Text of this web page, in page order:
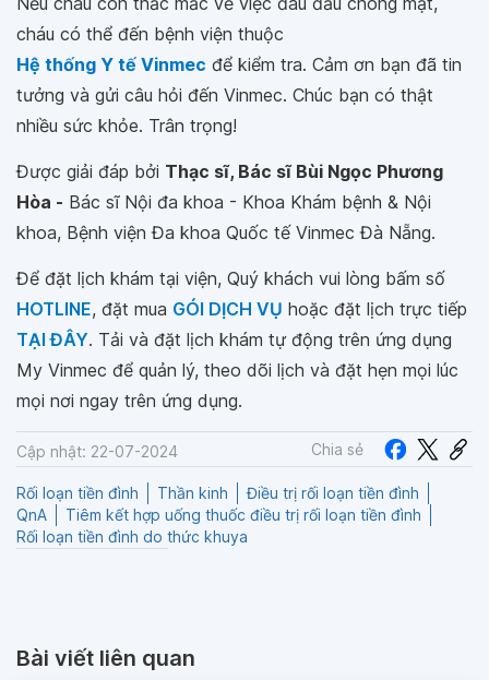
cháu có thể đến bệnh viện thuộc
Hệ thống Y tế Vinmec để kiểm tra. Cảm ơn bạn đã tin
tưởng và gửi câu hỏi đến Vinmec. Chúc bạn có thật
nhiều sức khỏe. Trân trọng!
Được giải đáp bởi Thạc sĩ, Bác sĩ Bùi Ngọc Phương
Hòa - Bác sĩ Nội đa khoa - Khoa Khám bệnh & Nội
khoa, Bệnh viện Đa khoa Quốc tế Vinmec Đà Nẵng.
Để đặt lịch khám tại viện, Quý khách vui lòng bấm số
HOTLINE, đặt mua GÓI DỊCH VỤ hoặc đặt lịch trực tiếp
TẠI ĐÂY. Tải và đặt lịch khám tự động trên ứng dụng
My Vinmec để quản lý, theo dõi lịch và đặt hẹn mọi lúc
mọi nơi ngay trên ứng dụng.
Cập nhật: 22-07-2024 Chia sẻ
Rối loạn tiền đình Thần kinh
Điều trị rối loạn tiền đình
QnA
Tiêm kết hợp uống thuốc điều trị rối loạn tiền đình
Rối loạn tiền đình do thức khuya
Bài viết liên quan